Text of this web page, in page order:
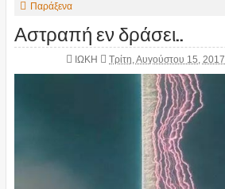
Παράξενα
Αστραπή εν δράσει..
ΙΩΚΗ Τρίτη, Αυγούστου 15, 2017